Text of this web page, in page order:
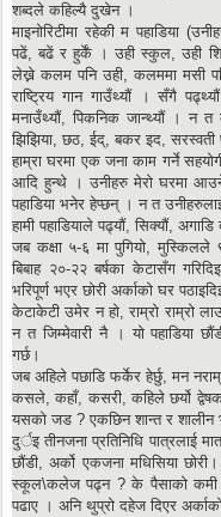
शब्दले कहिल्यै दुखेन ।
माइनोरिटीमा रहेकी म पहाडिया
पढें, बढें र हुर्कें । उही स्कुल, उही
लेख्ने कलम पनि उही, कलममा मसी
राष्ट्रिय गान गाउँथ्यौं । सँगै
मनाउँथ्यौं, पिकनिक जान्थ्यौं । न
झिझिया, छठ, ईद्, बकर इद, सरस्वती
हाम्रा घरमा एक जना काम गर्ने
आदि हुन्थे । उनीहरु मेरो घरमा
पहाडिया भनेर हेप्छन् । न त
हामी पहाडियाले पढ्यौं, सिक्यौं, अगाडि
जब कक्षा ५-६ मा पुगियो, मुस्किलले
बिबाह २०-२२ बर्षका केटासँग
भरिपूर्ण भएर छोरी अर्काको घर
केटाकेटी उमेर न हो, राम्रो राम्रो
न त जिम्मेवारी नै । यो पहाडिया
गर्छ।
जब अहिले पछाडि फर्केर हेर्छु, मन
कसले, कहाँ, कसरी, कहिले छर्यो
यसको जड ? एकछिन शान्त र शालीन
दुर्इ तीनजना प्रतिनिधि पात्रलाई
छौंडी, अर्को एकजना मधिसिया
स्कूल\कलेज पढ्न ? के पैसाको कमी
पढाए । अनि थुप्रो दहेज दिएर